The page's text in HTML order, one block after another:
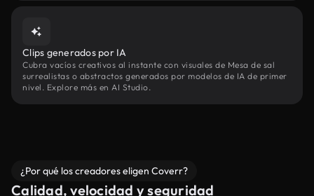
Clips generados por IA
Cubra vacíos creativos al instante con visuales de Mesa de sal
surrealistas o abstractos generados por modelos de IA de primer
nivel. Explore más en AI Studio.
¿Por qué los creadores eligen Coverr?
Calidad, velocidad y seguridad